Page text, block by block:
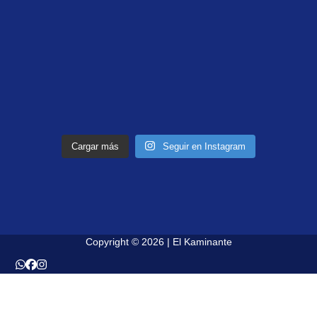
Cargar más Seguir en Instagram
Copyright © 2026 | El Kaminante